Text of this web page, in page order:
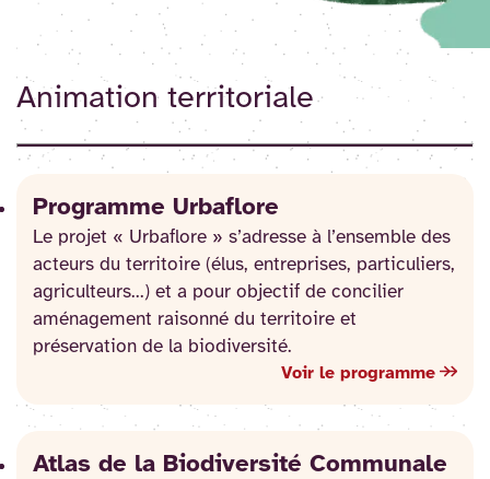
Animation territoriale
Programme Urbaflore
Le projet « Urbaflore » s’adresse à l’ensemble des
acteurs du territoire (élus, entreprises, particuliers,
agriculteurs...) et a pour objectif de concilier
aménagement raisonné du territoire et
préservation de la biodiversité.
Voir le programme
Atlas de la Biodiversité Communale